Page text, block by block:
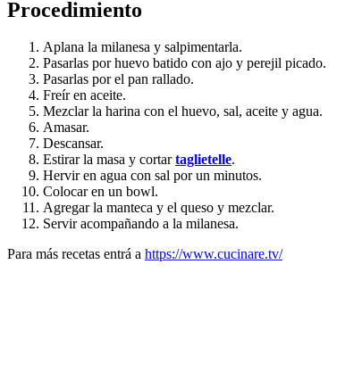
Procedimiento
Aplana la milanesa y salpimentarla.
Pasarlas por huevo batido con ajo y perejil picado.
Pasarlas por el pan rallado.
Freír en aceite.
Mezclar la harina con el huevo, sal, aceite y agua.
Amasar.
Descansar.
Estirar la masa y cortartaglietelle.
Hervir en agua con sal por un minutos.
Colocar en un bowl.
Agregar la manteca y el queso y mezclar.
Servir acompañando a la milanesa.
Para más recetas entrá a https://www.cucinare.tv/